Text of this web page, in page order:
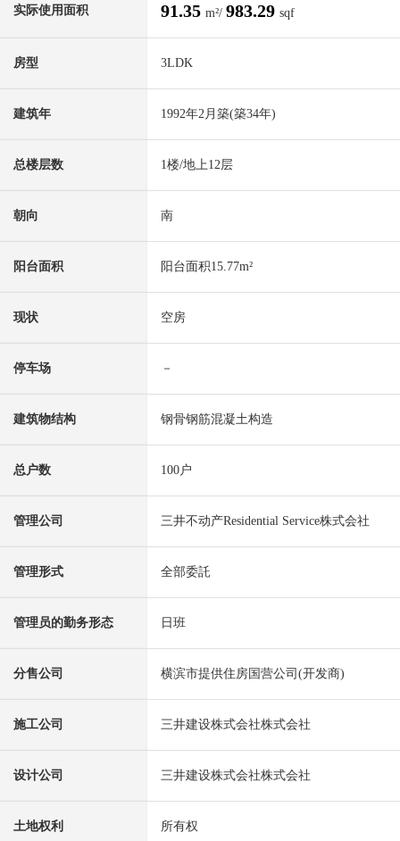
实际使用面积 91.35 m²/ 983.29 sqf
房型 3LDK
建筑年 1992年2月築(築34年)
总楼层数 1楼/地上12层
朝向 南
阳台面积 阳台面积15.77m²
现状 空房
停车场 －
建筑物结构 钢骨钢筋混凝土构造
总户数 100户
管理公司 三井不动产Residential Service株式会社
管理形式 全部委託
管理员的勤务形态 日班
分售公司 横滨市提供住房国营公司(开发商)
施工公司 三井建设株式会社株式会社
设计公司 三井建设株式会社株式会社
土地权利 所有权